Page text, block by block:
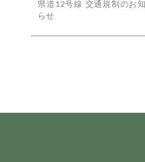
県道12号線 交通規制のお知
らせ